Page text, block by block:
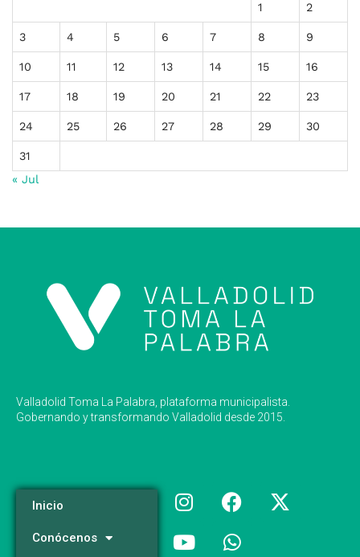
1 2
3 4 5 6 7 8 9
10 11 12 13 14 15 16
17 18 19 20 21 22 23
24 25 26 27 28 29 30
31
« Jul
Valladolid Toma La Palabra, plataforma municipalista.
Gobernando y transformando Valladolid desde 2015.
Inicio
Conócenos